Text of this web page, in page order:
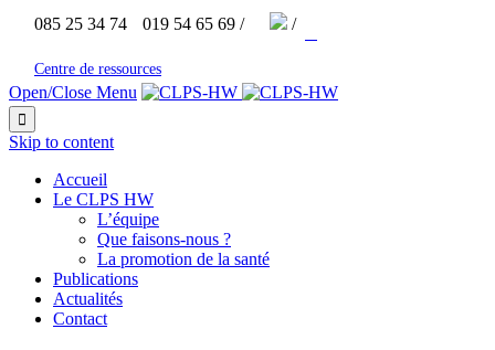
085 25 34 74 019 54 65 69 / /
Centre de ressources
Open/Close Menu

Skip to content
Accueil
Le CLPS HW
L’équipe
Que faisons-nous ?
La promotion de la santé
Publications
Actualités
Contact